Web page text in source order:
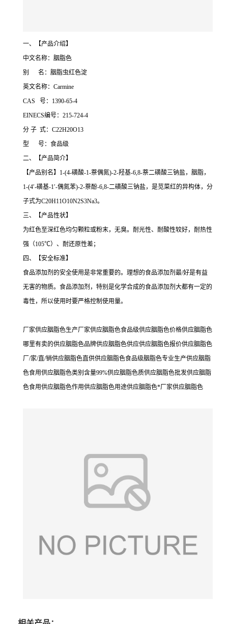
一、【产品介绍】
中文名称：胭脂色
别 名：胭脂虫红色淀
英文名称：Carmine
CAS 号：1390-65-4
EINECS编号：215-724-4
分 子 式：C22H20O13
型 号：食品级
二、【产品简介】
【产品别名】1-(4-磺酸-1-萘偶氮)-2-羟基-6,8-萘二磺酸三钠盐，胭脂，
1-(4′-磺基-1′-偶氮苯)-2-萘酚-6,8-二磺酸三钠盐，是苋菜红的异构体，分
子式为C20H11O10N2S3Na3。
三、【产品性状】
为红色至深红色均匀颗粒或粉末，无臭。耐光性、耐酸性较好，耐热性
强（105℃）、耐还原性差；
四、【安全标准】
食品添加剂的安全使用是非常重要的。理想的食品添加剂最/好是有益
无害的物质。食品添加剂，特别是化学合成的食品添加剂大都有一定的
毒性，所以使用时要严格控制使用量。
厂家供应胭脂色生产厂家供应胭脂色食品级供应胭脂色价格供应胭脂色
哪里有卖的供应胭脂色品牌供应胭脂色供应供应胭脂色报价供应胭脂色
厂/家/直/销供应胭脂色直供供应胭脂色食品级胭脂色专业生产供应胭脂
色食用供应胭脂色类别含量99%供应胭脂色质供应胭脂色批发供应胭脂
色食用供应胭脂色作用供应胭脂色用途供应胭脂色*厂家供应胭脂色